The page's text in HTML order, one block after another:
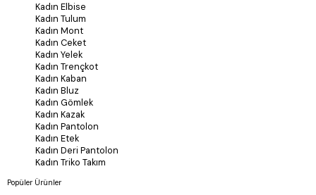
Kadın Elbise
Kadın Tulum
Kadın Mont
Kadın Ceket
Kadın Yelek
Kadın Trençkot
Kadın Kaban
Kadın Bluz
Kadın Gömlek
Kadın Kazak
Kadın Pantolon
Kadın Etek
Kadın Deri Pantolon
Kadın Triko Takım
Popüler Ürünler